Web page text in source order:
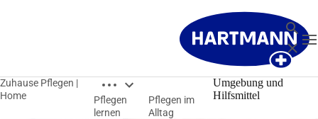
Suche
Zuhause Pflegen |
Home
Breadcrumbs öffnen
Pflegen
lernen
Pflegen im
Alltag
Umgebung und
Hilfsmittel